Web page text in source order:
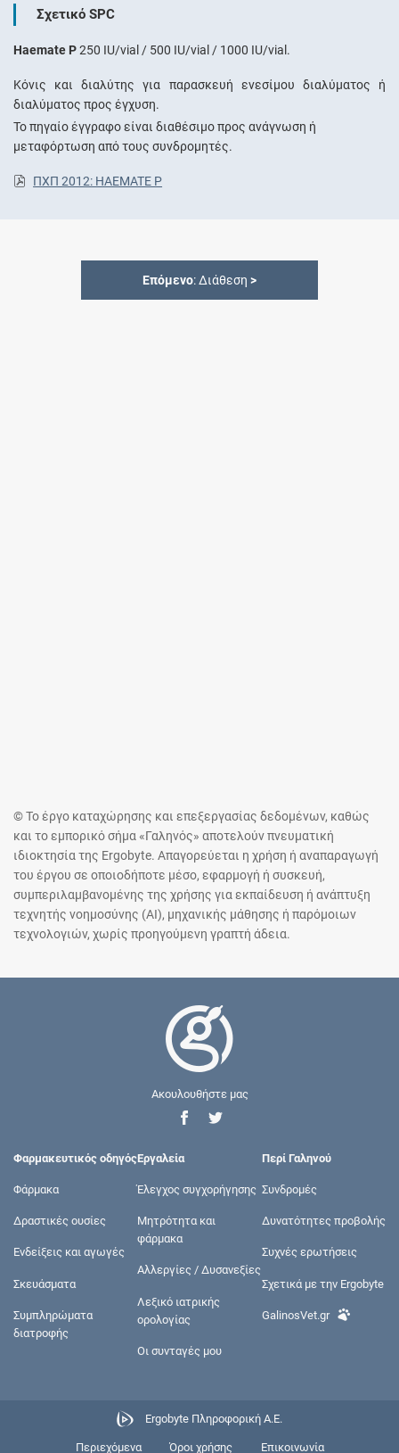
Σχετικό SPC
Haemate P250 IU/vial / 500 IU/vial / 1000 IU/vial.
Κόνις και διαλύτης για παρασκευή ενεσίμου διαλύματος ή
διαλύματος προς έγχυση.
Το πηγαίο έγγραφο είναι διαθέσιμο προς ανάγνωση ή
μεταφόρτωση από τους συνδρομητές.
ΠΧΠ 2012: HAEMATE P
Επόμενο: Διάθεση >
© Το έργο καταχώρησης και επεξεργασίας δεδομένων, καθώς
και το εμπορικό σήμα «Γαληνός» αποτελούν πνευματική
ιδιοκτησία της Ergobyte. Απαγορεύεται η χρήση ή αναπαραγωγή
του έργου σε οποιοδήποτε μέσο, εφαρμογή ή συσκευή,
συμπεριλαμβανομένης της χρήσης για εκπαίδευση ή ανάπτυξη
τεχνητής νοημοσύνης (AI), μηχανικής μάθησης ή παρόμοιων
τεχνολογιών, χωρίς προηγούμενη γραπτή άδεια.
Ακουλουθήστε μας
Φαρμακευτικός οδηγός
Φάρμακα
Δραστικές ουσίες
Ενδείξεις και αγωγές
Σκευάσματα
Συμπληρώματα
διατροφής
Εργαλεία
Έλεγχος συγχορήγησης
Μητρότητα και
φάρμακα
Αλλεργίες / Δυσανεξίες
Λεξικό ιατρικής
ορολογίας
Οι συνταγές μου
Περί Γαληνού
Συνδρομές
Δυνατότητες προβολής
Συχνές ερωτήσεις
Σχετικά με την Ergobyte
GalinosVet.gr
Ergobyte Πληροφορική Α.Ε.
Περιεχόμενα Όροι χρήσης Επικοινωνία